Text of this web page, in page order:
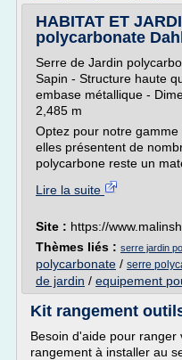
HABITAT ET
polycarbonate
Serre de Jardin
Sapin - Structure haute
embase métallique -
2,485 m
Optez pour notre
elles présentent de
polycarbone reste un
Lire la suite
Site : https://
Thèmes liés : serre jardin
polycarbonate / serre
de jardin / equipement
Kit rangement
Besoin d'aide pour ranger
rangement à installer au